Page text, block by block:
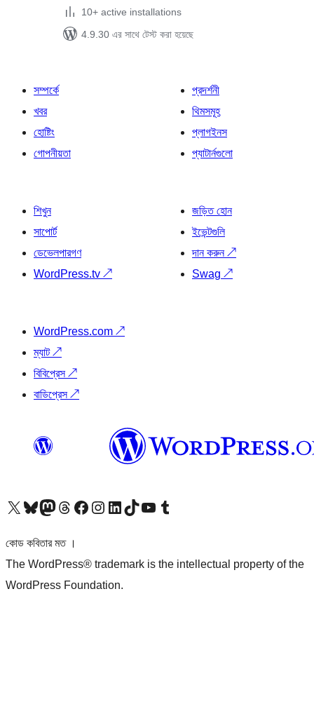
10+ active installations
4.9.30 এর সাথে টেস্ট করা হয়েছে
সম্পর্কে
খবর
হোষ্টিং
গোপনীয়তা
প্রদর্শনী
থিমসমূহ
প্লাগইনস
প্যাটার্নগুলো
শিখুন
সাপোর্ট
ডেভেলপারগণ
WordPress.tv ↗
জড়িত হোন
ইভেন্টগুলি
দান করুন↗
Swag ↗
WordPress.com ↗
ম্যাট↗
বিবিপ্রেস↗
বাডিপ্রেস↗
আমাদের X (আগের টুইটার) অ্যাকাউন্টে যানআমাদের Bluesky অ্যাকাউন্টটি দেখুনআমাদের মাস্টোডন অ্যাকাউন্টটি দেখুনআমাদের থ্রেডস অ্যাকাউন্টটি দেখুনআমাদের ফেসবুক পেজ দেখুনআমাদের ইন্সটাগ্রাম অ্যাকাউন্ট দেখুনআমাদের লিঙ্কডইন অ্যাকাউন্টে যানআমাদের TikTok অ্যাকাউন্টটি দেখুনআমাদের ইউটিউব চ্যানেলে যান আমাদের টাম্বলার অ্যাকাউন্ট দেখুন
কোড কবিতার মত ।
The WordPress® trademark is the intellectual property of the
WordPress Foundation.